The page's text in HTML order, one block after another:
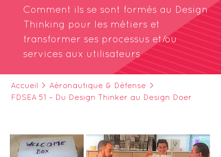
Comment ils se sont formés au Design
Thinking pour les métiers et
transformer ses processus et/ou
services aux utilisateurs
Accueil > Aéronautique & Défense
>
FDSEA 51 – Du Design Thinker au Design Doer